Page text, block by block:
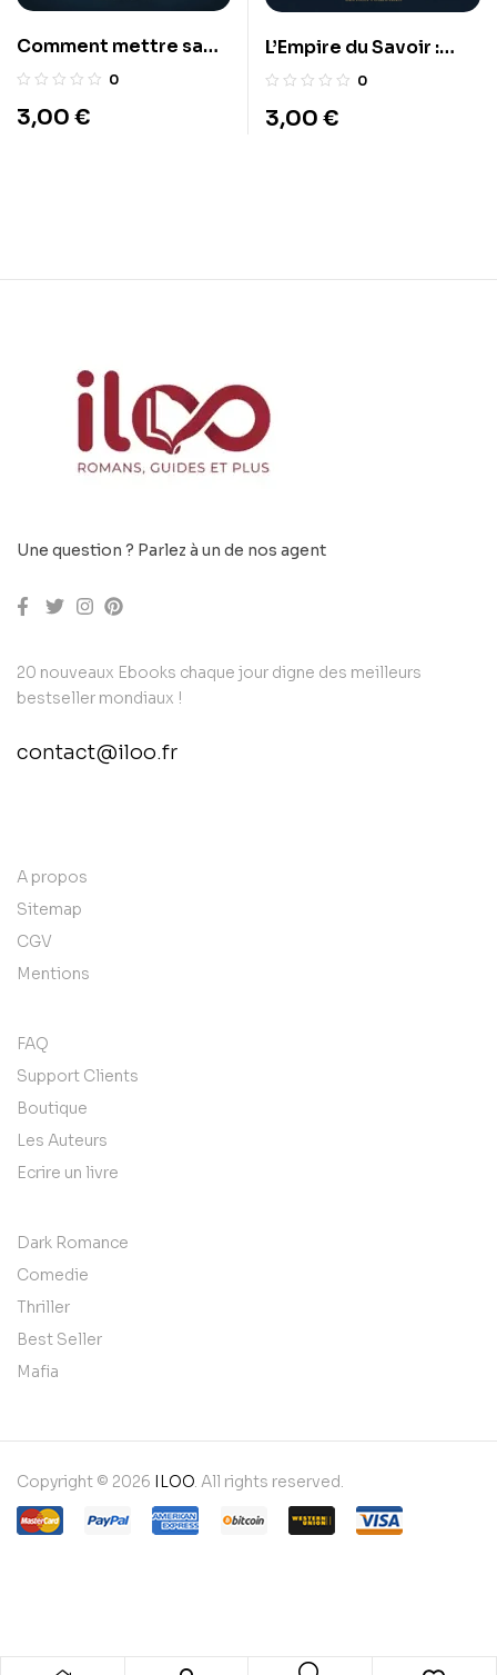
Comment mettre sa
musique sur
0
3,00 €
L’Empire du Savoir :
Comment packager
formation à 7 chiffres.
0
3,00 €
Une question ? Parlez à un de nos agent
20 nouveaux Ebooks chaque jour digne des meilleurs
bestseller mondiaux !
contact@iloo.fr
A propos
Sitemap
CGV
Mentions
FAQ
Support Clients
Boutique
Les Auteurs
Ecrire un livre
Dark Romance
Comedie
Thriller
Best Seller
Mafia
Copyright © 2026 ILOO. All rights reserved.